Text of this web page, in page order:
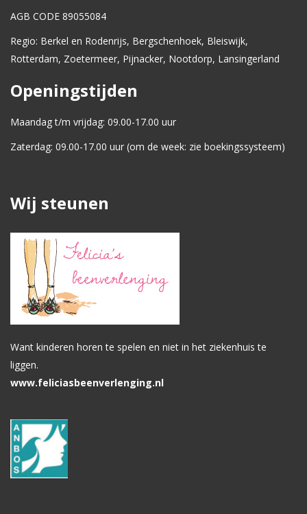
AGB CODE 89055084
Regio: Berkel en Rodenrijs, Bergschenhoek, Bleiswijk,
Rotterdam, Zoetermeer, Pijnacker, Nootdorp, Lansingerland
Openingstijden
Maandag t/m vrijdag: 09.00-17.00 uur
Zaterdag: 09.00-17.00 uur (om de week: zie boekingssysteem)
Wij steunen
Want kinderen horen te spelen en niet in het ziekenhuis te
liggen.
www.feliciasbeenverlenging.nl